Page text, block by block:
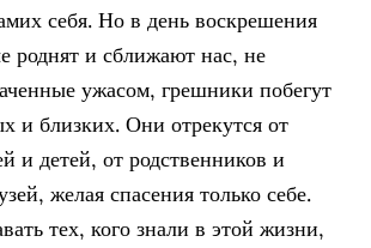
себя. Но в день воскрешения
роднят и сближают нас, не
ужасом, грешники побегут
и близких. Они отрекутся от
и детей, от родственников и
желая спасения только себе.
тех, кого знали в этой жизни,